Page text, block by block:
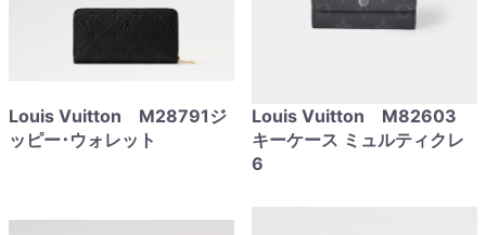
Louis Vuitton M28791ジ
ッピー･ウォレット
Louis Vuitton M82603
キーケース ミュルティクレ
6